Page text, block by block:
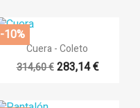
 Vista rápida
Cuera - Coleto
314,60 € 283,14 €
-10%